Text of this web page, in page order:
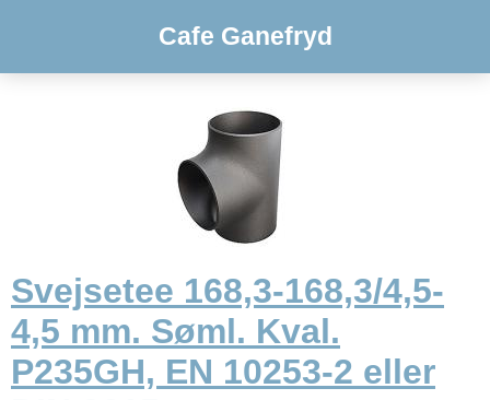
Cafe Ganefryd
Svejsetee 168,3-168,3/4,5-
4,5 mm. Søml. Kval.
P235GH, EN 10253-2 eller